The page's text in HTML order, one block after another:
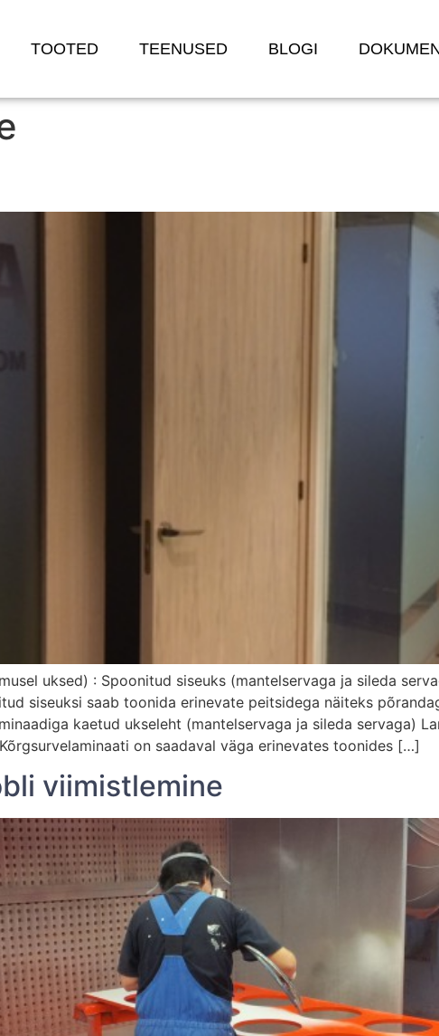
TOOTED TEENUSED BLOGI
uksed) : Spoonitud siseuks (mantelservaga ja sileda
siseuksi saab toonida erinevate peitsidega näiteks
kaetud ukseleht (mantelservaga ja sileda servaga)
on saadaval väga erinevates toonides […]
viimistlemine